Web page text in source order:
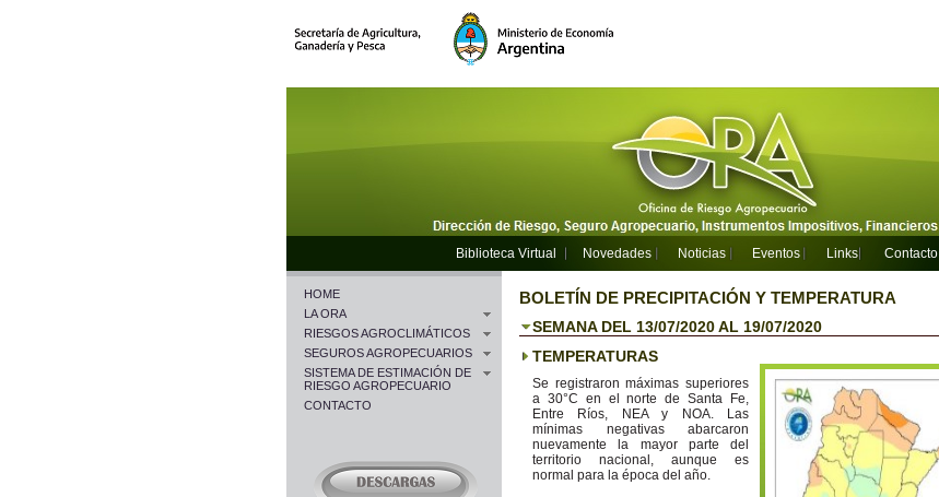
Biblioteca Virtual Novedades Noticias Eventos Links Contacto
HOME
LA ORA
RIESGOS AGROCLIMÁTICOS
SEGUROS AGROPECUARIOS
SISTEMA DE ESTIMACIÓN DE
RIESGO AGROPECUARIO
CONTACTO
BOLETÍN DE PRECIPITACIÓN Y TEMPERATURA
SEMANA DEL 13/07/2020 AL 19/07/2020
TEMPERATURAS
Se registraron máximas superiores
a 30°C en el norte de Santa Fe,
Entre Ríos, NEA y NOA. Las
mínimas negativas abarcaron
nuevamente la mayor parte del
territorio nacional, aunque es
normal para la época del año.